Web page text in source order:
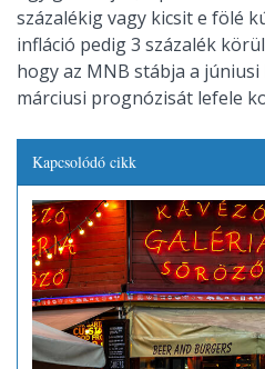
százalékig vagy kicsit e fölé
infláció pedig 3 százalék
hogy az MNB stábja a júniusi
márciusi prognózisát lefele
Kapcsolódó cikk